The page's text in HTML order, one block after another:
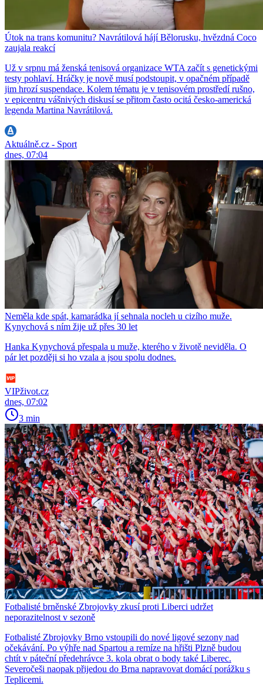
Útok na trans komunitu? Navrátilová hájí Bělorusku, hvězdná Coco
zaujala reakcí
Už v srpnu má ženská tenisová organizace WTA začít s genetickými
testy pohlaví. Hráčky je nově musí podstoupit, v opačném případě
jim hrozí suspendace. Kolem tématu je v tenisovém prostředí rušno,
v epicentru vášnivých diskusí se přitom často ocitá česko-americká
legenda Martina Navrátilová.
Aktuálně.cz - Sport
dnes, 07:04
Neměla kde spát, kamarádka jí sehnala nocleh u cizího muže.
Kynychová s ním žije už přes 30 let
Hanka Kynychová přespala u muže, kterého v životě neviděla. O
pár let později si ho vzala a jsou spolu dodnes.
VIPživot.cz
dnes, 07:02
3 min
Fotbalisté brněnské Zbrojovky zkusí proti Liberci udržet
neporazitelnost v sezoně
Fotbalisté Zbrojovky Brno vstoupili do nové ligové sezony nad
očekávání. Po výhře nad Spartou a remíze na hřišti Plzně budou
chtít v páteční předehrávce 3. kola obrat o body také Liberec.
Severočeši naopak přijedou do Brna napravovat domácí porážku s
Teplicemi.